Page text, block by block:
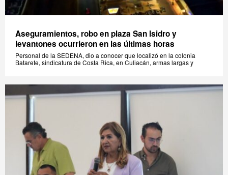
Aseguramientos, robo en plaza San Isidro y
levantones ocurrieron en las últimas horas
Personal de la SEDENA, dio a conocer que localizó en la colonia
Batarete, sindicatura de Costa Rica, en Culiacán, armas largas y